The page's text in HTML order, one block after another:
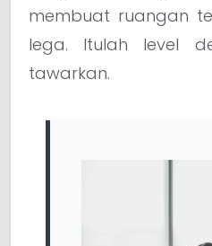
membuat ruangan
lega. Itulah level
tawarkan.